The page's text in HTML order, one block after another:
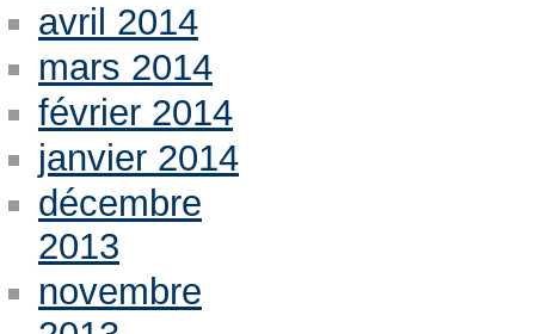
avril 2014
mars 2014
février 2014
janvier 2014
décembre
2013
novembre